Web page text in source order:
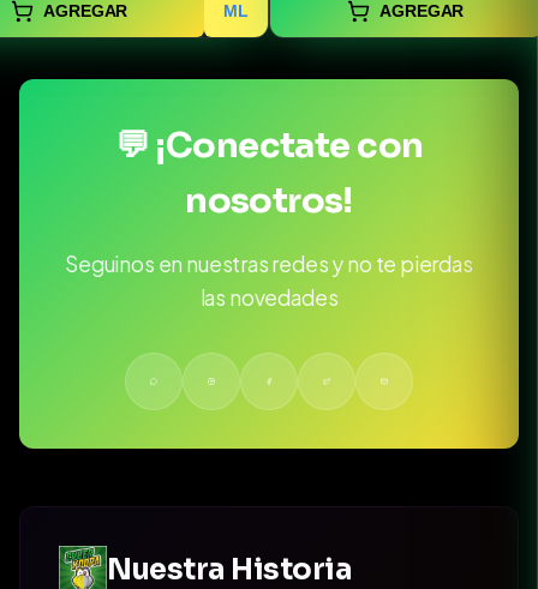
AGREGAR ML AGREGAR
💬 ¡Conectate con
nosotros!
Seguinos en nuestras redes y no te pierdas
las novedades
Nuestra Historia